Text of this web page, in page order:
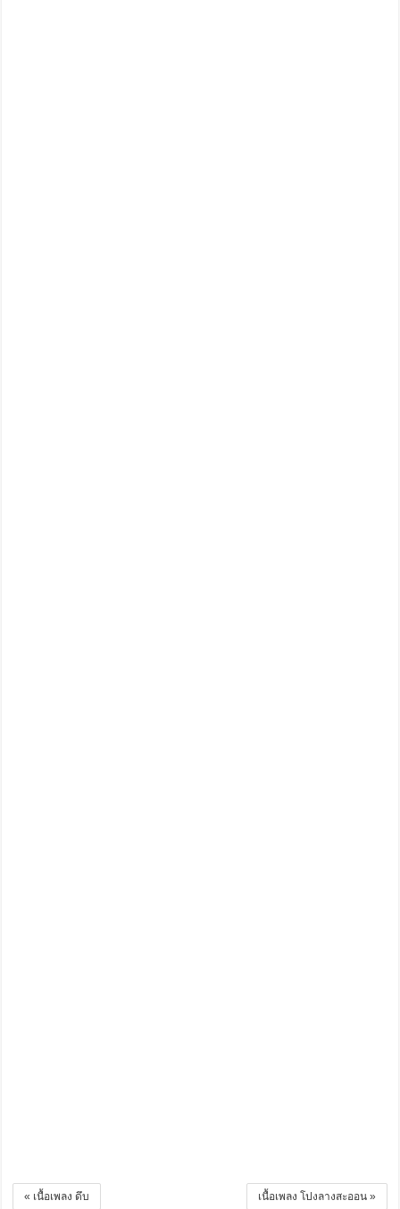
เนื้อเพลง โปงลางสะออน »
« เนื้อเพลง ดึบ